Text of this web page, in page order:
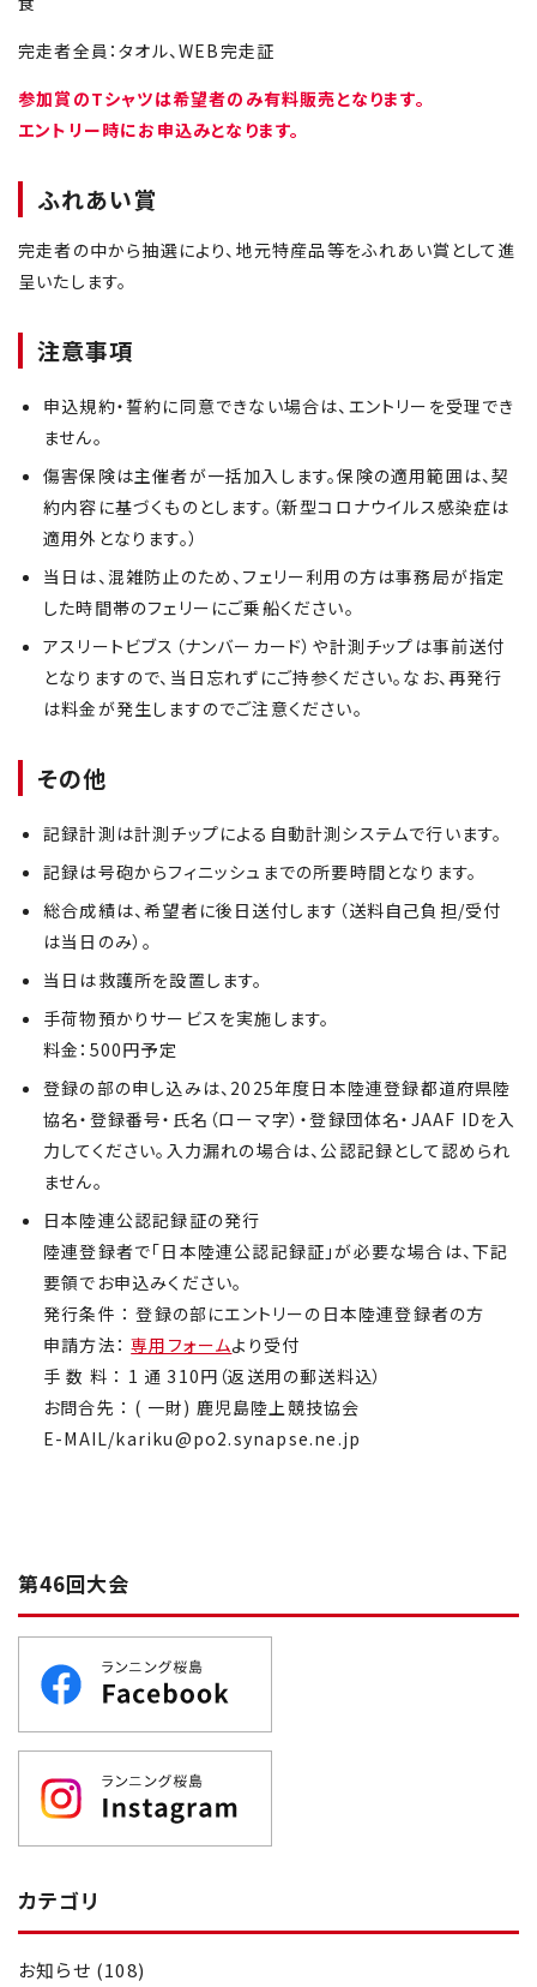
完走者全員：タオル、WEB完走証
参加賞のTシャツは希望者のみ有料販売となります。
エントリー時にお申込みとなります。
ふれあい賞
完走者の中から抽選により、地元特産品等をふれあい賞として進
呈いたします。
注意事項
申込規約・誓約に同意できない場合は、エントリーを受理でき
ません。
傷害保険は主催者が一括加入します。保険の適用範囲は、契
約内容に基づくものとします。（新型コロナウイルス感染症は
適用外となります。）
当日は、混雑防止のため、フェリー利用の方は事務局が指定
した時間帯のフェリーにご乗船ください。
アスリートビブス（ナンバーカード）や計測チップは事前送付
となりますので、当日忘れずにご持参ください。なお、再発行
は料金が発生しますのでご注意ください。
その他
記録計測は計測チップによる自動計測システムで行います。
記録は号砲からフィニッシュまでの所要時間となります。
総合成績は、希望者に後日送付します（送料自己負担/受付
は当日のみ）。
当日は救護所を設置します。
手荷物預かりサービスを実施します。
料金：500円予定
登録の部の申し込みは、2025年度日本陸連登録都道府県陸
協名・登録番号・氏名（ローマ字）・登録団体名・JAAF IDを入
力してください。入力漏れの場合は、公認記録として認められ
ません。
日本陸連公認記録証の発行
陸連登録者で「日本陸連公認記録証」が必要な場合は、下記
要領でお申込みください。
発行条件 ： 登録の部にエントリーの日本陸連登録者の方
申請方法：専用フォームより受付
手 数 料 ： 1 通 310円（返送用の郵送料込）
お問合先 ： ( 一財) 鹿児島陸上競技協会
E-MAIL/kariku@po2.synapse.ne.jp
第46回大会
カテゴリ
お知らせ (108)